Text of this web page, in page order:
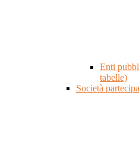
Enti
tabelle)
Società